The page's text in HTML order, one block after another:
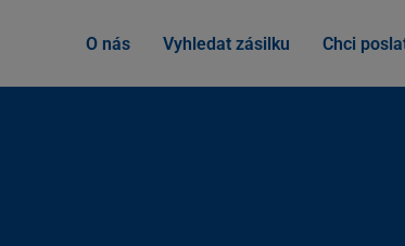
O nás Vyhledat zásilku Chci